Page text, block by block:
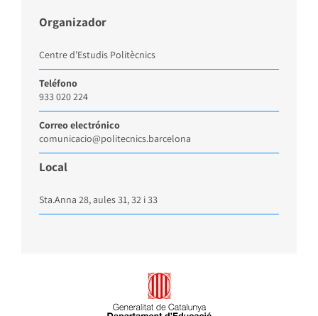
Local
Sta.Anna 28, aules 31, 32 i 33
Organizador
Centre d’Estudis Politècnics
Teléfono
933 020 224
Correo electrónico
comunicacio@politecnics.barcelona